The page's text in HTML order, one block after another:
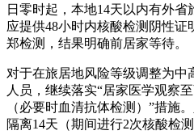
日零时起，本地14天以内有外省
应提供48小时内核酸检测阴性
郑检测，结果明确前居家等待。
对于在旅居地风险等级调整为中
人员，继续落实“居家医学观察
（必要时血清抗体检测）”措施
隔离14天（期间进行2次核酸检